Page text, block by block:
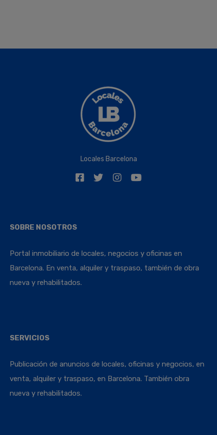
Locales Barcelona
SOBRE NOSOTROS
Portal inmobiliario de locales, negocios y oficinas en
Barcelona. En venta, alquiler y traspaso, también de obra
nueva y rehabilitados.
SERVICIOS
Publicación de anuncios de locales, oficinas y negocios, en
venta, alquiler y traspaso, en Barcelona. También obra
nueva y rehabilitados.